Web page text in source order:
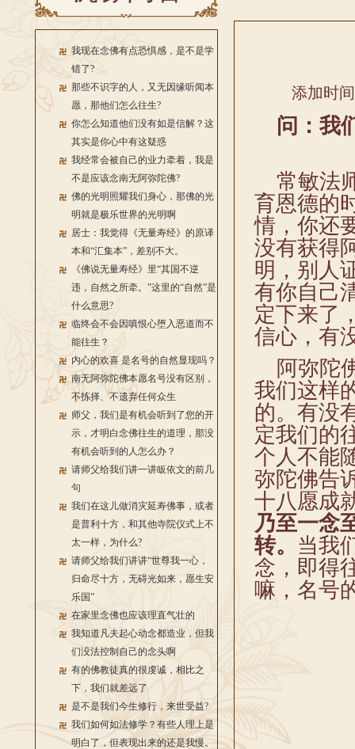
我现在念佛有点恐惧感，是不是学
错了?
那些不识字的人，又无因缘听闻本
愿，那他们怎么往生?
你怎么知道他们没有如是信解？这
其实是你心中有这疑惑
我经常会被自己的业力牵着，我是
不是应该念南无阿弥陀佛?
佛的光明照耀我们身心，那佛的光
明就是极乐世界的光明啊
居士：我觉得《无量寿经》的原译
本和“汇集本”，差别不大。
《佛说无量寿经》里“其国不逆
违，自然之所牵。”这里的“自然”是
什么意思?
临终会不会因嗔恨心堕入恶道而不
能往生？
内心的欢喜 是名号的自然显现吗？
南无阿弥陀佛本愿名号没有区别，
不拣择、不遗弃任何众生
师父，我们是有机会听到了您的开
示，才明白念佛往生的道理，那没
有机会听到的人怎么办？
请师父给我们讲一讲皈依文的前几
句
我们在这儿做消灾延寿佛事，或者
是普利十方，和其他寺院仪式上不
太一样，为什么?
请师父给我们讲讲“世尊我一心，
归命尽十方，无碍光如来，愿生安
乐国”
在家里念佛也应该理直气壮的
我知道凡夫起心动念都造业，但我
们没法控制自己的念头啊
有的佛教徒真的很虔诚，相比之
下，我们就差远了
是不是我们今生修行，来世受益?
我们如何如法修学？有些人理上是
明白了，但表现出来的还是我慢。
添加时
问： 我
常敏法
育恩德的
情，你还
没有获得
明，别人
有你自己
定下来了
信心，有
阿弥陀
我们这样
的。有没
定我们的
个人不能
弥陀佛告
十八愿成
乃至一念
转。 当我
念，即得
嘛，名号